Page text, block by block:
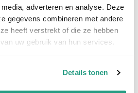
adverteren en analyse. Deze
gegevens combineren met andere
heeft verstrekt of die ze hebben
uw gebruik van hun services.
Details tonen
3/4" x 1/4"
contact op